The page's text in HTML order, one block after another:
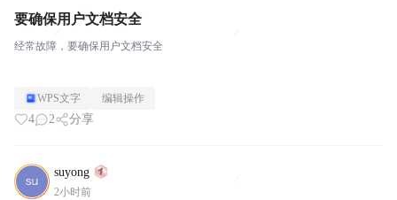
要确保用户文档安全
经常故障，要确保用户文档安全
WPS文字 编辑操作
4 2 分享
suyong
2小时前